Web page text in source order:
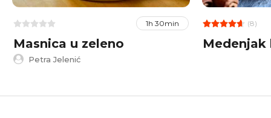
1h 30min
Masnica u zeleno
Petra Jelenić
(8)
Medenjak